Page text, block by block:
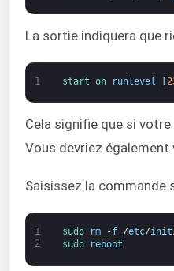
La sortie indiquera que
1 start on runlevel [
Cela signifie que si
Vous devriez
Saisissez la commande
1
2
sudo rm -f /etc/init
sudo
reboot